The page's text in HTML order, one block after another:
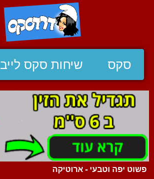
סקס שיחות סקס לייב
פשוט יפה וטבעי - ארוטיקה